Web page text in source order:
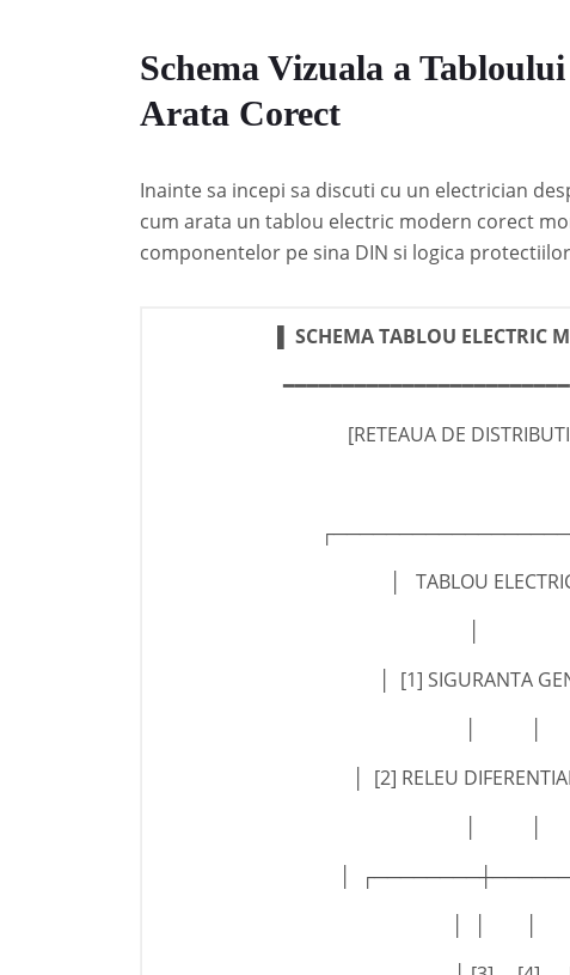
Schema Vizuala a
Arata Corect
Inainte sa incepi sa discuti cu un electrician
cum arata un tablou electric modern corect
componentelor pe sina DIN si logica
▌ SCHEMA TABLOU
[RETEAUA DE
│ TABLOU
│ [1] SIGURANTA
│ [2] RELEU
│